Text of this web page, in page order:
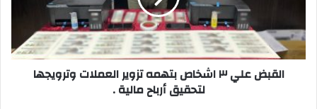
العملات
وترويجها
لتحقيق
القبض علي ٣ اشخاص بتهمه تزوير العملات وترويجها
لتحقيق أرباح مالية .